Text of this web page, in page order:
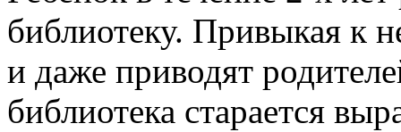
библиотеку. Привыкая к
и даже приводят
библиотека старается